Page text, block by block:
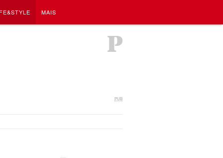
MAIS
PUB